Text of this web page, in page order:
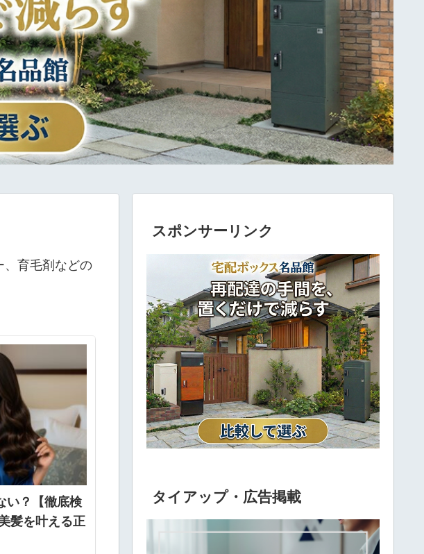
、育毛剤などの
い？【徹底検
髪を叶える正
スポンサーリンク
タイアップ・広告掲載